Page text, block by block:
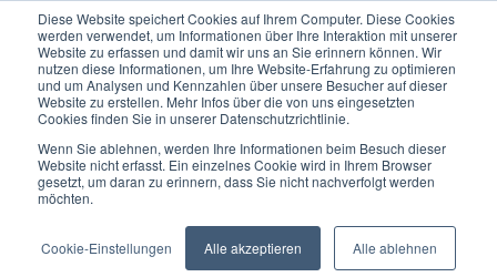
Diese Website speichert Cookies auf Ihrem Computer. Diese Cookies
werden verwendet, um Informationen über Ihre Interaktion mit unserer
Website zu erfassen und damit wir uns an Sie erinnern können. Wir
nutzen diese Informationen, um Ihre Website-Erfahrung zu optimieren
und um Analysen und Kennzahlen über unsere Besucher auf dieser
Website zu erstellen. Mehr Infos über die von uns eingesetzten
Cookies finden Sie in unserer Datenschutzrichtlinie.
Wenn Sie ablehnen, werden Ihre Informationen beim Besuch dieser
Website nicht erfasst. Ein einzelnes Cookie wird in Ihrem Browser
gesetzt, um daran zu erinnern, dass Sie nicht nachverfolgt werden
möchten.
Cookie-Einstellungen Alle akzeptieren Alle ablehnen